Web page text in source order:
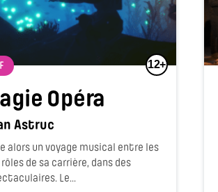
12+
Opéra
Astruc
alors un voyage musical entre les
de sa carrière, dans des
Le...